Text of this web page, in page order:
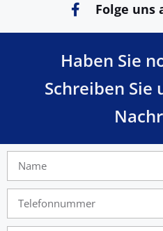
Folge uns
Haben Sie
Schreiben